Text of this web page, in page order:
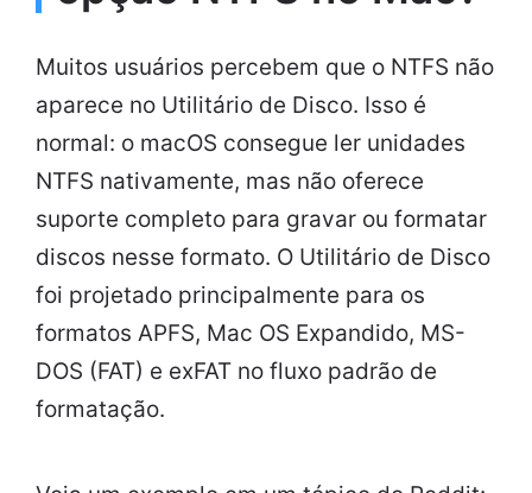
Muitos usuários percebem que o NTFS não
aparece no Utilitário de Disco. Isso é
normal: o macOS consegue ler unidades
NTFS nativamente, mas não oferece
suporte completo para gravar ou formatar
discos nesse formato. O Utilitário de Disco
foi projetado principalmente para os
formatos APFS, Mac OS Expandido, MS-
DOS (FAT) e exFAT no fluxo padrão de
formatação.